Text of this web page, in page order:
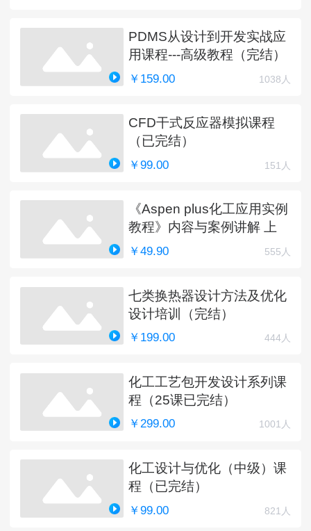
PDMS从设计到开发实战应
用课程---高级教程（完结）
￥159.00 1038人
CFD干式反应器模拟课程
（已完结）
￥99.00 151人
《Aspen plus化工应用实例
教程》内容与案例讲解 上
￥49.90 555人
七类换热器设计方法及优化
设计培训（完结）
￥199.00 444人
化工工艺包开发设计系列课
程（25课已完结）
￥299.00 1001人
化工设计与优化（中级）课
程（已完结）
￥99.00 821人